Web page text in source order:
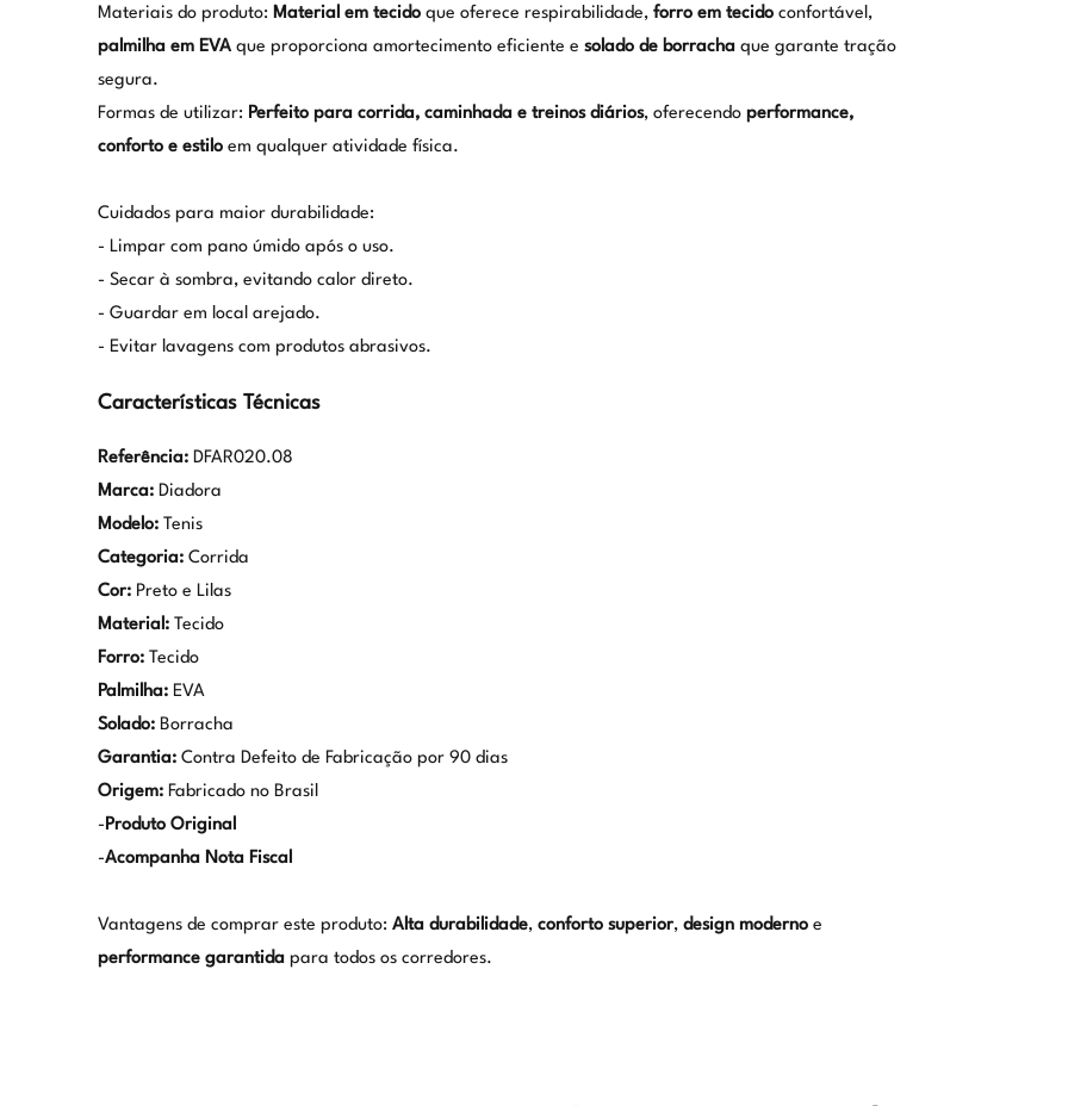
Materiais do produto: Material em tecidoque oferece respirabilidade, forro em tecidoconfortável,
palmilha em EVAque proporciona amortecimento eficiente e solado de borrachaque garante tração
segura.
Formas de utilizar: Perfeito para corrida, caminhada e treinos diários, oferecendo performance,
conforto e estiloem qualquer atividade física.
Cuidados para maior durabilidade:
- Limpar com pano úmido após o uso.
- Secar à sombra, evitando calor direto.
- Guardar em local arejado.
- Evitar lavagens com produtos abrasivos.
Características Técnicas
Referência:DFAR020.08
Marca:Diadora
Modelo:Tenis
Categoria:Corrida
Cor:Preto e Lilas
Material:Tecido
Forro:Tecido
Palmilha:EVA
Solado:Borracha
Garantia:Contra Defeito de Fabricação por 90 dias
Origem:Fabricado no Brasil
-Produto Original
-Acompanha Nota Fiscal
Vantagens de comprar este produto: Alta durabilidade, conforto superior, design modernoe
performance garantidapara todos os corredores.